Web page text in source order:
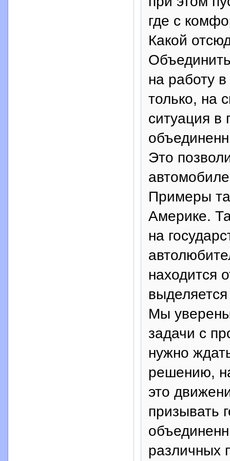
где с
Какой
на работу
только, на
ситуация в
Это
Примеры
Америке.
на
находится
Мы
задачи с
нужно
решению,
это
призывать
различных